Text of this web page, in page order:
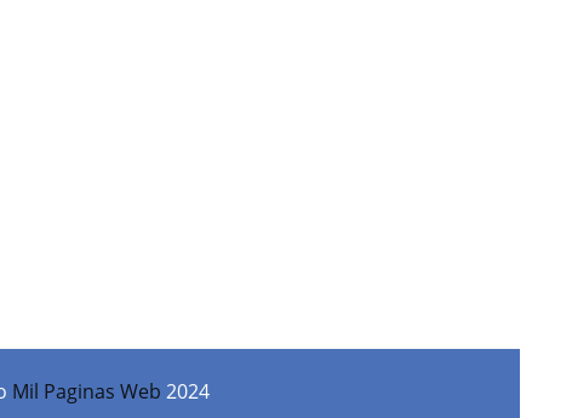
Mil Paginas Web 2024